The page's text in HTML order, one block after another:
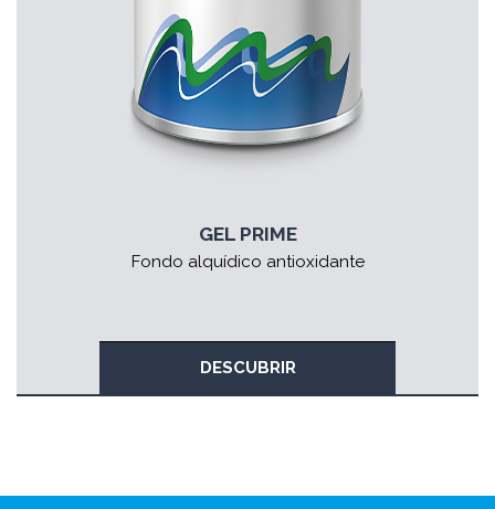
GEL PRIME
Fondo alquídico antioxidante
DESCUBRIR